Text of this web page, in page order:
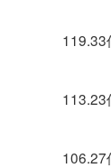
119.33
113.23
106.27